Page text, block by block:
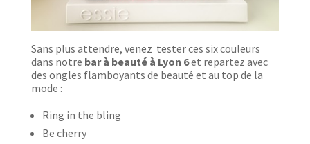
Sans plus attendre, venez tester ces six couleurs
dans notre bar à beauté à Lyon 6et repartez avec
des ongles flamboyants de beauté et au top de la
mode :
Ring in the bling
Be cherry